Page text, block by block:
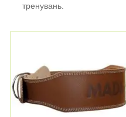
тренувань.